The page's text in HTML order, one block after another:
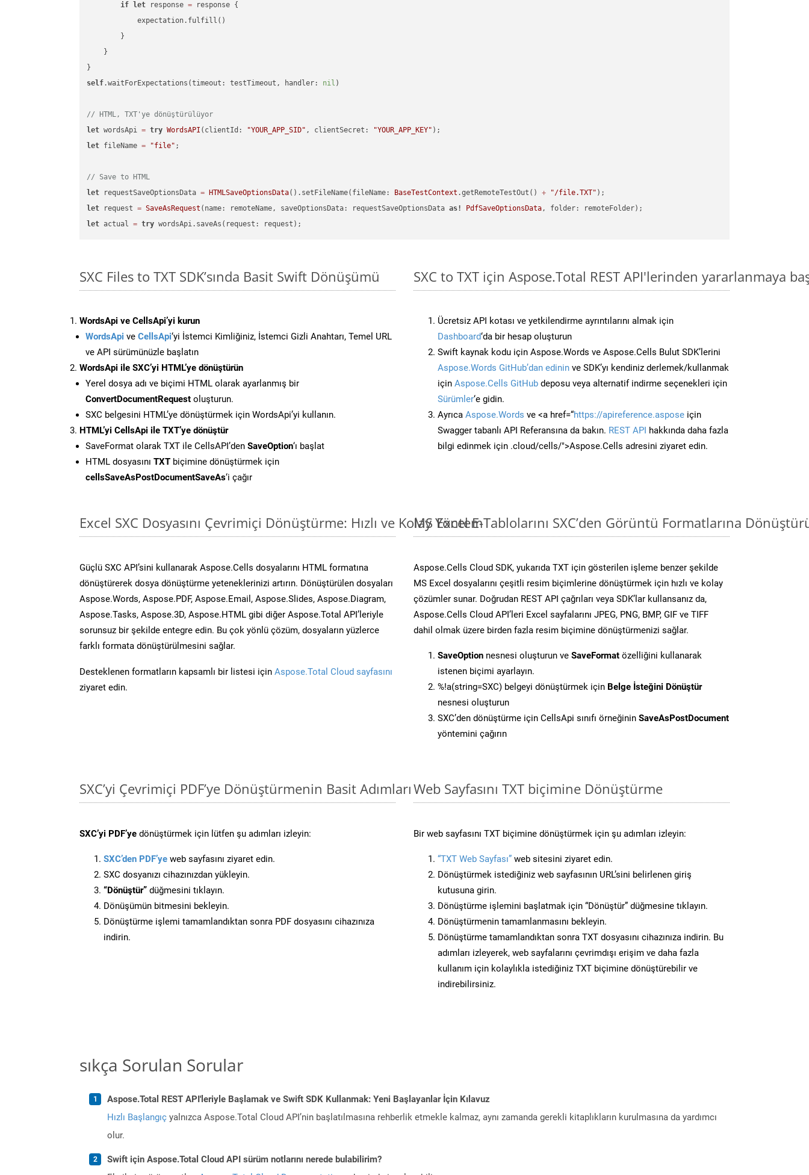
if let response = response {
            expectation.fulfill()
        }
    }
self.waitForExpectations(timeout: testTimeout, handler: nil )
// HTML, TXT'ye dönüştürülüyor
let wordsApi = try WordsAPI (clientId: "YOUR_APP_SID" , clientSecret: "YOUR_APP_KEY"
let fileName = "file" ;
// Save to HTML
let requestSaveOptionsData = HTMLSaveOptionsData().setFileName(fileName: BaseTestContext .getRemoteTestOut() + "/file.TXT"
let request = SaveAsRequest (name: remoteName, saveOptionsData: requestSaveOptionsData as! PdfSaveOptionsData
let actual = try
SXC Files to TXT SDK’sında Basit Swift Dönüşümü
WordsApi ve CellsApi’yi kurun
WordsApi ve CellsApi‘yi İstemci Kimliğiniz, İstemci Gizli Anahtarı, Temel URL
ve API sürümünüzle başlatın
WordsApi ile SXC’yi HTML’ye dönüştürün
Yerel dosya adı ve biçimi HTML olarak ayarlanmış bir
ConvertDocumentRequest oluşturun.
SXC belgesini HTML’ye dönüştürmek için WordsApi’yi kullanın.
HTML’yi CellsApi ile TXT’ye dönüştür
SaveFormat olarak TXT ile CellsAPI’den SaveOption‘ı başlat
HTML dosyasını TXT biçimine dönüştürmek için
cellsSaveAsPostDocumentSaveAs‘i çağır
SXC to TXT için Aspose.Total REST API'lerinden yararlanmaya
Ücretsiz API kotası ve yetkilendirme ayrıntılarını almak için
Dashboard‘da bir hesap oluşturun
Swift kaynak kodu için Aspose.Words ve Aspose.Cells Bulut SDK’lerini
Aspose.Words GitHub’dan edinin ve SDK’yı kendiniz derlemek/kullanmak
için Aspose.Cells GitHub deposu veya alternatif indirme seçenekleri için
Sürümler‘e gidin.
Ayrıca Aspose.Words ve <a href=“https://apireference.aspose için
Swagger tabanlı API Referansına da bakın. REST API hakkında daha fazla
bilgi edinmek için .cloud/cells/">Aspose.Cells adresini ziyaret edin.
Excel SXC Dosyasını Çevrimiçi Dönüştürme: Hızlı ve Kolay Yöntem
Güçlü SXC API’sini kullanarak Aspose.Cells dosyalarını HTML formatına
dönüştürerek dosya dönüştürme yeteneklerinizi artırın. Dönüştürülen dosyaları
Aspose.Words, Aspose.PDF, Aspose.Email, Aspose.Slides, Aspose.Diagram,
Aspose.Tasks, Aspose.3D, Aspose.HTML gibi diğer Aspose.Total API’leriyle
sorunsuz bir şekilde entegre edin. Bu çok yönlü çözüm, dosyaların yüzlerce
farklı formata dönüştürülmesini sağlar.
Desteklenen formatların kapsamlı bir listesi için Aspose.Total Cloud sayfasını
ziyaret edin.
MS Excel E-Tablolarını SXC’den Görüntü Formatlarına
Aspose.Cells Cloud SDK, yukarıda TXT için gösterilen işleme benzer şekilde
MS Excel dosyalarını çeşitli resim biçimlerine dönüştürmek için hızlı ve kolay
çözümler sunar. Doğrudan REST API çağrıları veya SDK’lar kullansanız da,
Aspose.Cells Cloud API’leri Excel sayfalarını JPEG, PNG, BMP, GIF ve TIFF
dahil olmak üzere birden fazla resim biçimine dönüştürmenizi sağlar.
SaveOption nesnesi oluşturun ve SaveFormat özelliğini kullanarak
istenen biçimi ayarlayın.
%!a(string=SXC) belgeyi dönüştürmek için Belge İsteğini Dönüştür
nesnesi oluşturun
SXC’den dönüştürme için CellsApi sınıfı örneğinin SaveAsPostDocument
yöntemini çağırın
SXC’yi Çevrimiçi PDF’ye Dönüştürmenin Basit Adımları
SXC’yi PDF’ye dönüştürmek için lütfen şu adımları izleyin:
SXC’den PDF’ye web sayfasını ziyaret edin.
SXC dosyanızı cihazınızdan yükleyin.
“Dönüştür” düğmesini tıklayın.
Dönüşümün bitmesini bekleyin.
Dönüştürme işlemi tamamlandıktan sonra PDF dosyasını cihazınıza
indirin.
Web Sayfasını TXT biçimine Dönüştürme
Bir web sayfasını TXT biçimine dönüştürmek için şu adımları izleyin:
“TXT Web Sayfası” web sitesini ziyaret edin.
Dönüştürmek istediğiniz web sayfasının URL’sini belirlenen giriş
kutusuna girin.
Dönüştürme işlemini başlatmak için “Dönüştür” düğmesine tıklayın.
Dönüştürmenin tamamlanmasını bekleyin.
Dönüştürme tamamlandıktan sonra TXT dosyasını cihazınıza indirin. Bu
adımları izleyerek, web sayfalarını çevrimdışı erişim ve daha fazla
kullanım için kolaylıkla istediğiniz TXT biçimine dönüştürebilir ve
indirebilirsiniz.
sıkça Sorulan Sorular
Aspose.Total REST API'leriyle Başlamak ve Swift SDK Kullanmak: Yeni Başlayanlar İçin Kılavuz
Hızlı Başlangıç yalnızca Aspose.Total Cloud API’nin başlatılmasına rehberlik etmekle kalmaz, aynı zamanda gerekli kitaplıkların kurulmasına da yardımcı
olur.
Swift için Aspose.Total Cloud API sürüm notlarını nerede bulabilirim?